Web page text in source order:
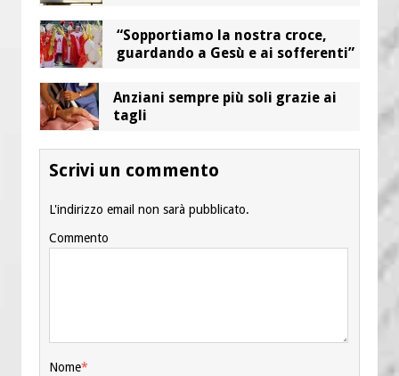
“Sopportiamo la nostra croce,
guardando a Gesù e ai sofferenti”
Anziani sempre più soli grazie ai
tagli
Scrivi un commento
L'indirizzo email non sarà pubblicato.
Commento
Nome*